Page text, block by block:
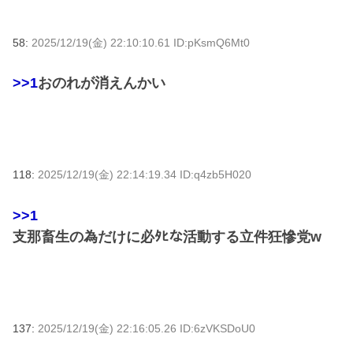
58: 2025/12/19(金) 22:10:10.61 ID:pKsmQ6Mt0
>>1おのれが消えんかい
118: 2025/12/19(金) 22:14:19.34 ID:q4zb5H020
>>1
支那畜生の為だけに必ﾀﾋな活動する立件狂慘党w
137: 2025/12/19(金) 22:16:05.26 ID:6zVKSDoU0